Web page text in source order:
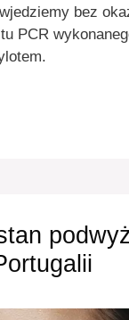
bez
PCR